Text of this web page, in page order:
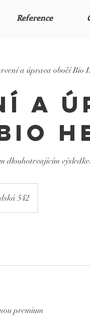
Reference
a úprava obočí Bio
a
dlouhotrvajícím
542
premium